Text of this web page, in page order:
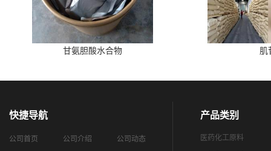
甘氨胆酸水合物 肌
快捷导航
公司首页 公司介绍 公司动态
产品类别
医药化工原料